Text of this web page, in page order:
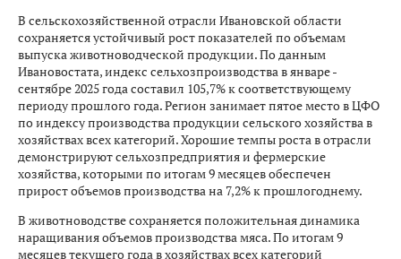
В сельскохозяйственной отрасли Ивановской области
сохраняется устойчивый рост показателей по объемам
выпуска животноводческой продукции. По данным
Ивановостата, индекс сельхозпроизводства в январе -
сентябре 2025 года составил 105,7% к соответствующему
периоду прошлого года. Регион занимает пятое место в ЦФО
по индексу производства продукции сельского хозяйства в
хозяйствах всех категорий. Хорошие темпы роста в отрасли
демонстрируют сельхозпредприятия и фермерские
хозяйства, которыми по итогам 9 месяцев обеспечен
прирост объемов производства на 7,2% к прошлогоднему.
В животноводстве сохраняется положительная динамика
наращивания объемов производства мяса. По итогам 9
месяцев текущего года в хозяйствах всех категорий